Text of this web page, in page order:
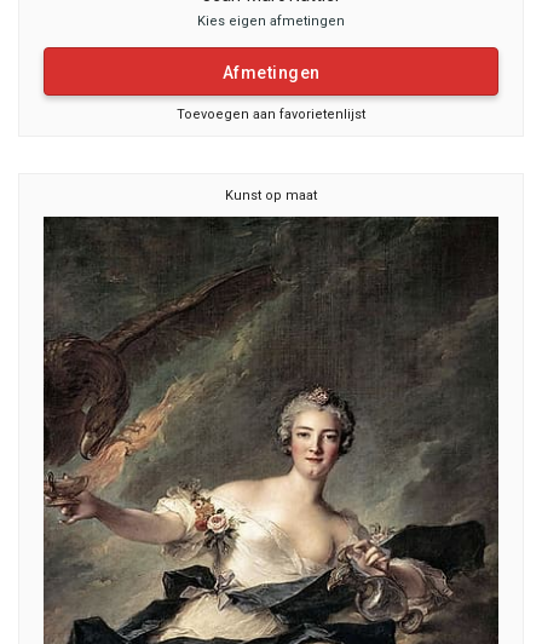
Kies eigen afmetingen
Afmetingen
Toevoegen aan favorietenlijst
Kunst op maat